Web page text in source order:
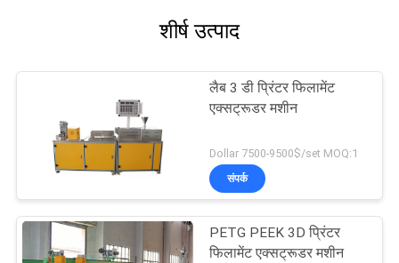
शीर्ष उत्पाद
लैब 3 डी प्रिंटर फिलामेंट
एक्सट्रूडर मशीन
Dollar 7500-9500$/set MOQ:1
संपर्क
PETG PEEK 3D प्रिंटर
फिलामेंट एक्सट्रूडर मशीन